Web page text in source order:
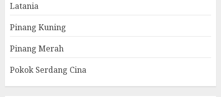
Latania
Pinang Kuning
Pinang Merah
Pokok Serdang Cina